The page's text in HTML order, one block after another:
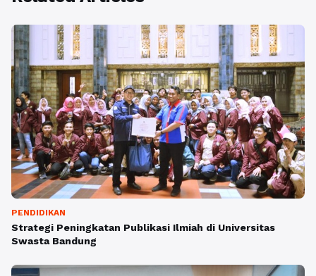
PENDIDIKAN
Strategi Peningkatan Publikasi Ilmiah di Universitas
Swasta Bandung